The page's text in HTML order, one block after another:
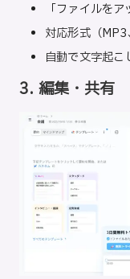
「ファイルを
対応形式（
自動で文字起こ
3. 編集・共有